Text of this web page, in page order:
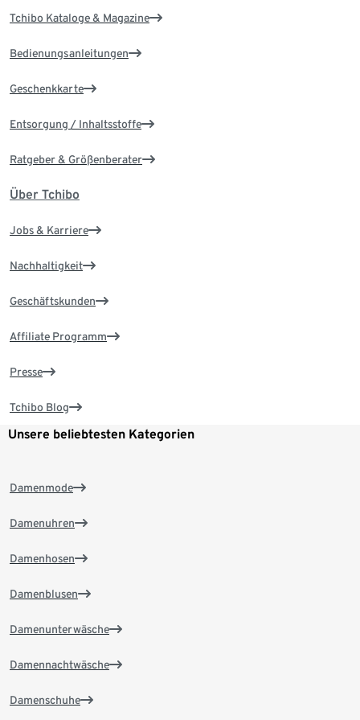
Tchibo Kataloge & Magazine
Bedienungsanleitungen
Geschenkkarte
Entsorgung / Inhaltsstoffe
Ratgeber & Größenberater
Über Tchibo
Jobs & Karriere
Nachhaltigkeit
Geschäftskunden
Affiliate Programm
Presse
Tchibo Blog
Unsere beliebtesten Kategorien
Damenmode
Damenuhren
Damenhosen
Damenblusen
Damenunterwäsche
Damennachtwäsche
Damenschuhe